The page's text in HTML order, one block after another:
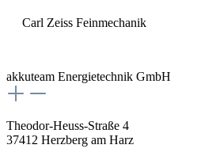
Carl Zeiss Feinmechanik
akkuteam Energietechnik GmbH
Theodor-Heuss-Straße 4
37412 Herzberg am Harz